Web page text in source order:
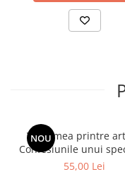
NOU
Viața mea printre
Confesiunile unui
fidel
55,00 Lei